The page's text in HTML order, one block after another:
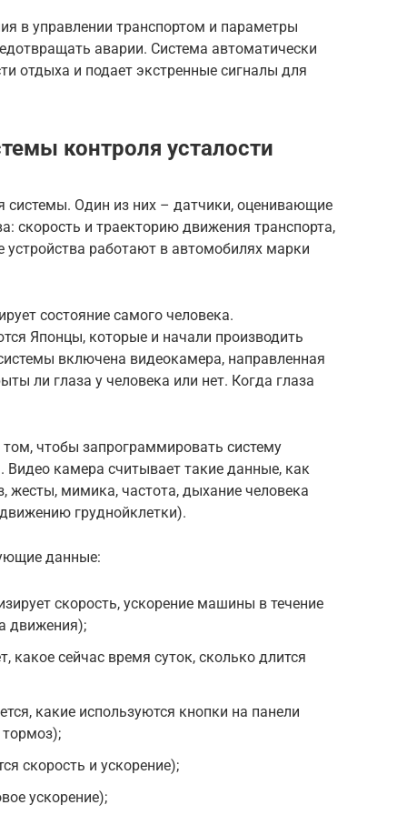
в управлении транспортом и параметры
аварии. Система автоматически
отдыха и подает экстренные сигналы для
контроля усталости
системы. Один из них – датчики, оценивающие
скорость и траекторию движения транспорта,
устройства работают в автомобилях марки
состояние самого человека.
Японцы, которые и начали производить
включена видеокамера, направленная
ли глаза у человека или нет. Когда глаза
чтобы запрограммировать систему
Видео камера считывает такие данные, как
жесты, мимика, частота, дыхание человека
груднойклетки).
данные:
скорость, ускорение машины в течение
движения);
какое сейчас время суток, сколько длится
какие используются кнопки на панели
тормоз);
скорость и ускорение);
ускорение);